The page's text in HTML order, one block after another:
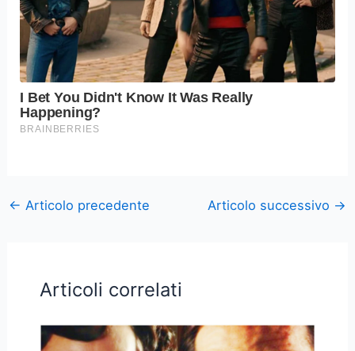
← Articolo precedente Articolo successivo →
Articoli correlati